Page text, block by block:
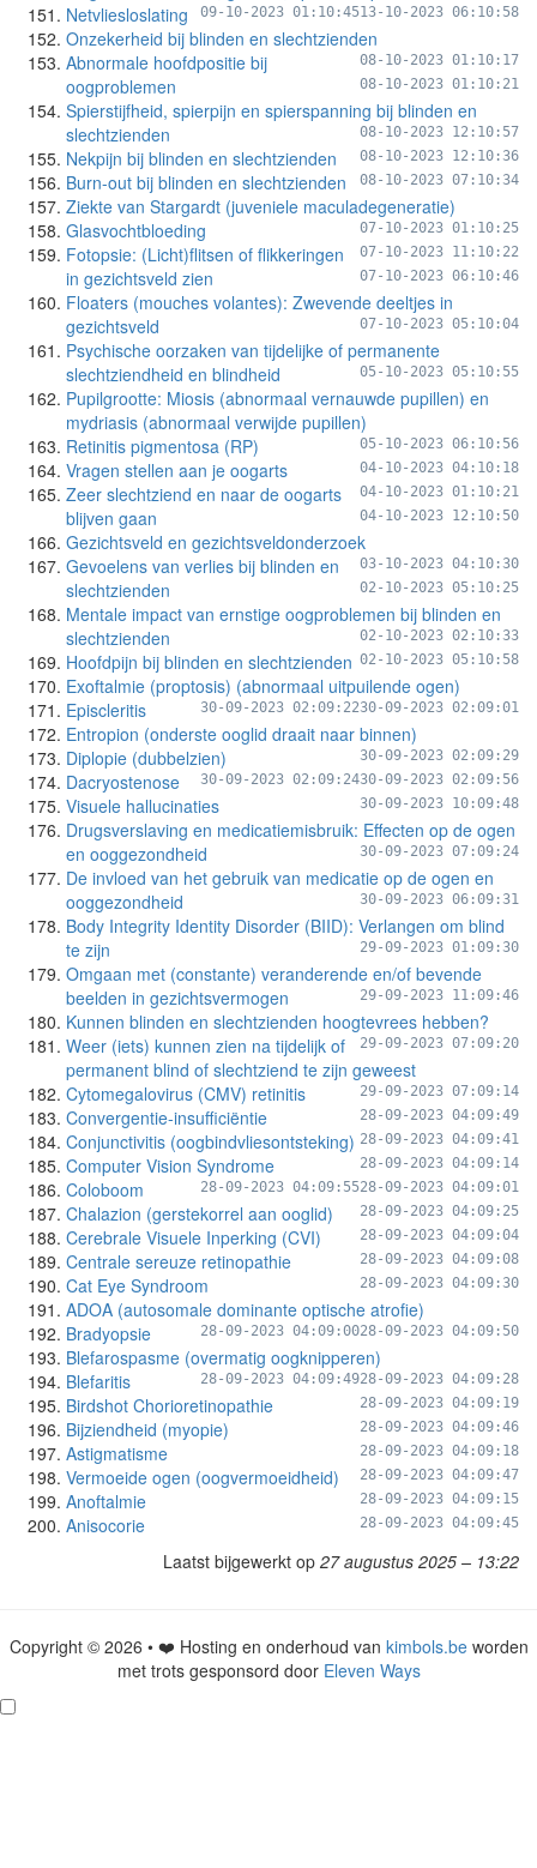
13-10-2023 06:10:58
Netvliesloslating 09-10-2023 01:10:45
Onzekerheid bij blinden en slechtzienden
08-10-2023 01:10:17
Abnormale hoofdpositie bij
oogproblemen
08-10-2023 01:10:21
Spierstijfheid, spierpijn en spierspanning bij blinden en
slechtzienden
08-10-2023 12:10:57
Nekpijn bij blinden en slechtzienden 08-10-2023 12:10:36
Burn-out bij blinden en slechtzienden 08-10-2023 07:10:34
Ziekte van Stargardt (juveniele maculadegeneratie)
07-10-2023 01:10:25
Glasvochtbloeding
07-10-2023 11:10:22
Fotopsie: (Licht)flitsen of flikkeringen
in gezichtsveld zien
07-10-2023 06:10:46
Floaters (mouches volantes): Zwevende deeltjes in
gezichtsveld
07-10-2023 05:10:04
Psychische oorzaken van tijdelijke of permanente
slechtziendheid en blindheid
05-10-2023 05:10:55
Pupilgrootte: Miosis (abnormaal vernauwde pupillen) en
mydriasis (abnormaal verwijde pupillen)
05-10-2023 06:10:56
Retinitis pigmentosa (RP)
04-10-2023 04:10:18
Vragen stellen aan je oogarts
04-10-2023 01:10:21
Zeer slechtziend en naar de oogarts
blijven gaan
04-10-2023 12:10:50
Gezichtsveld en gezichtsveldonderzoek
03-10-2023 04:10:30
Gevoelens van verlies bij blinden en
slechtzienden
02-10-2023 05:10:25
Mentale impact van ernstige oogproblemen bij blinden en
slechtzienden
02-10-2023 02:10:33
Hoofdpijn bij blinden en slechtzienden 02-10-2023 05:10:58
Exoftalmie (proptosis) (abnormaal uitpuilende ogen)
30-09-2023 02:09:01
Episcleritis 30-09-2023 02:09:22
Entropion (onderste ooglid draait naar binnen)
30-09-2023 02:09:29
Diplopie (dubbelzien)
30-09-2023 02:09:56
Dacryostenose 30-09-2023 02:09:24
Visuele hallucinaties 30-09-2023 10:09:48
Drugsverslaving en medicatiemisbruik: Effecten op de ogen
en ooggezondheid
30-09-2023 07:09:24
De invloed van het gebruik van medicatie op de ogen en
ooggezondheid
30-09-2023 06:09:31
Body Integrity Identity Disorder (BIID): Verlangen om blind
te zijn
29-09-2023 01:09:30
Omgaan met (constante) veranderende en/of bevende
beelden in gezichtsvermogen
29-09-2023 11:09:46
Kunnen blinden en slechtzienden hoogtevrees hebben?
29-09-2023 07:09:20
Weer (iets) kunnen zien na tijdelijk of
permanent blind of slechtziend te zijn geweest
29-09-2023 07:09:14
Cytomegalovirus (CMV) retinitis
28-09-2023 04:09:49
Convergentie-insufficiëntie
28-09-2023 04:09:41
Conjunctivitis (oogbindvliesontsteking)
28-09-2023 04:09:14
Computer Vision Syndrome
28-09-2023 04:09:01
Coloboom 28-09-2023 04:09:55
Chalazion (gerstekorrel aan ooglid) 28-09-2023 04:09:25
Cerebrale Visuele Inperking (CVI) 28-09-2023 04:09:04
Centrale sereuze retinopathie 28-09-2023 04:09:08
Cat Eye Syndroom 28-09-2023 04:09:30
ADOA (autosomale dominante optische atrofie)
28-09-2023 04:09:50
Bradyopsie 28-09-2023 04:09:00
Blefarospasme (overmatig oogknipperen)
28-09-2023 04:09:28
Blefaritis 28-09-2023 04:09:49
Birdshot Chorioretinopathie 28-09-2023 04:09:19
Bijziendheid (myopie) 28-09-2023 04:09:46
Astigmatisme 28-09-2023 04:09:18
Vermoeide ogen (oogvermoeidheid) 28-09-2023 04:09:47
Anoftalmie 28-09-2023 04:09:15
Anisocorie 28-09-2023 04:09:45
Laatst bijgewerkt op 27 augustus 2025 – 13:22
Copyright © 2026 • ❤️ Hosting en onderhoud van kimbols.beworden
met trots gesponsord door Eleven Ways